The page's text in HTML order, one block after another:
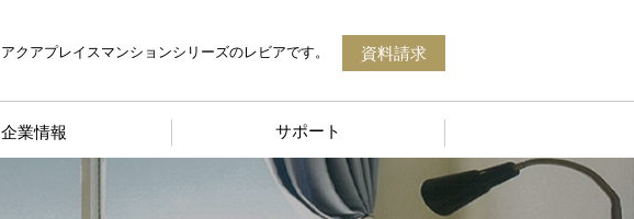
アクアプレイスマンションシリーズのレビアです。 資料請求
企業情報 サポート